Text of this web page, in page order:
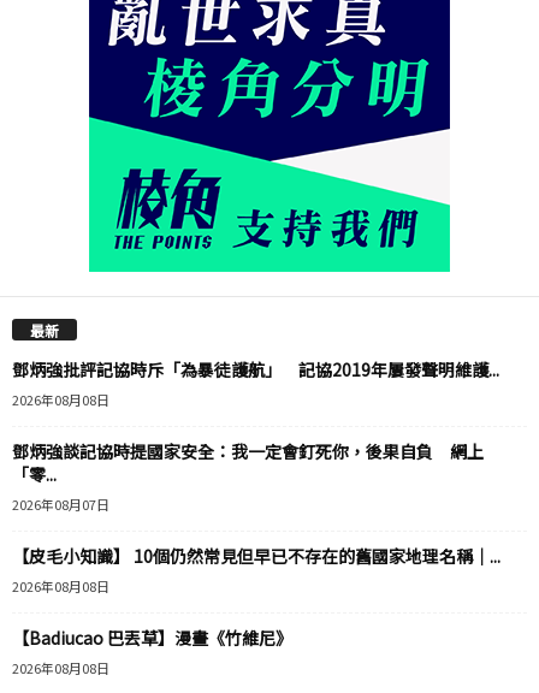
最新
鄧炳強批評記協時斥「為暴徒護航」 記協2019年屢發聲明維護...
2026年08月08日
鄧炳強談記協時提國家安全：我一定會釘死你，後果自負 網上
「零...
2026年08月07日
【皮毛小知識】 10個仍然常見但早已不存在的舊國家地理名稱｜...
2026年08月08日
【Badiucao 巴丟草】漫畫《竹維尼》
2026年08月08日